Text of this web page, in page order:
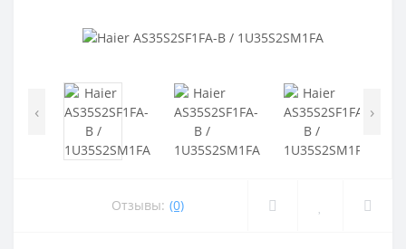
‹ ›
Отзывы: (0)